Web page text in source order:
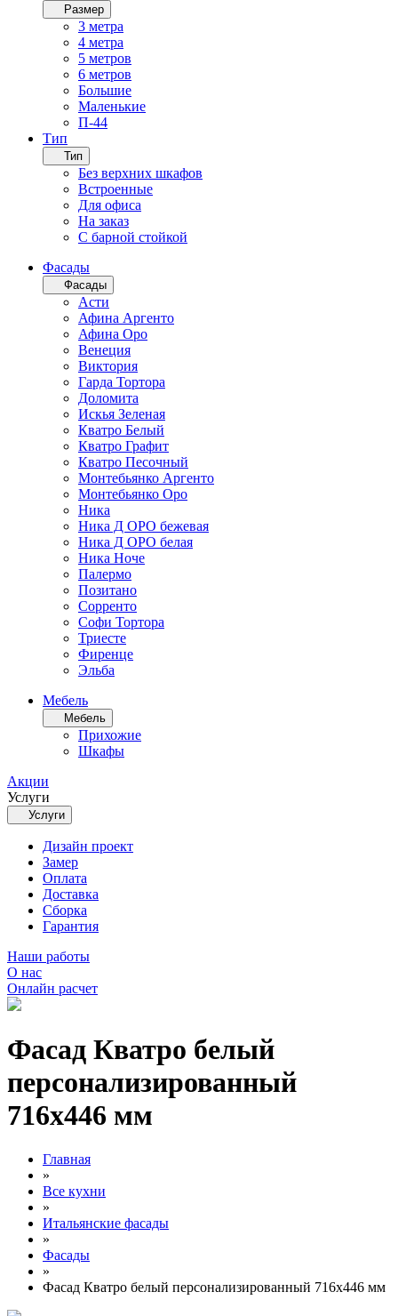
Размер
3 метра
4 метра
5 метров
6 метров
Большие
Маленькие
П-44
Тип
Тип
Без верхних шкафов
Встроенные
Для офиса
На заказ
С барной стойкой
Фасады
Фасады
Асти
Афина Аргенто
Афина Оро
Венеция
Виктория
Гарда Тортора
Доломита
Искья Зеленая
Кватро Белый
Кватро Графит
Кватро Песочный
Монтебьянко Аргенто
Монтебьянко Оро
Ника
Ника Д ОРО бежевая
Ника Д ОРО белая
Ника Ноче
Палермо
Позитано
Сорренто
Софи Тортора
Триесте
Фиренце
Эльба
Мебель
Мебель
Прихожие
Шкафы
Акции
Услуги
Услуги
Дизайн проект
Замер
Оплата
Доставка
Сборка
Гарантия
Наши работы
О нас
Онлайн расчет
Фасад Кватро белый
персонализированный
716х446 мм
Главная
»
Все кухни
»
Итальянские фасады
»
Фасады
»
Фасад Кватро белый персонализированный 716х446 мм